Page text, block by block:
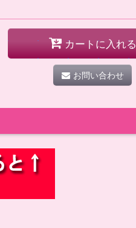
カートに入れる
お問い合わせ